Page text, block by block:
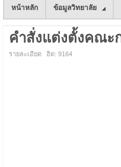
หน้าหลัก ข้อมูลวิทยาลัย
คำสั่งแต่งตั้งคณะ
รายละเอียด ฮิต: 9164